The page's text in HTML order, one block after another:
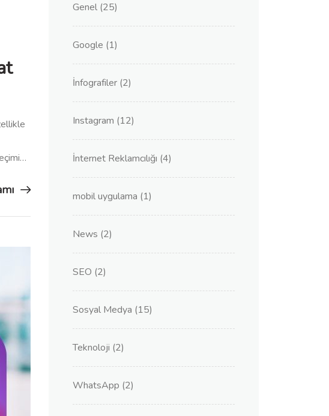
Genel (25)
Google (1)
İnfografiler (2)
Instagram (12)
İnternet Reklamcılığı (4)
mobil uygulama (1)
News (2)
SEO (2)
Sosyal Medya (15)
Teknoloji (2)
WhatsApp (2)